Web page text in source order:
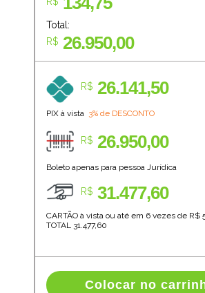
Total:
R$ 26.950,00
R$ 26.141,50
PIX à vista 3% de DESCONTO
R$ 26.950,00
Boleto apenas para pessoa Jurídica
R$ 31.477,60
CARTÃO à vista ou até em 6 vezes de R$
TOTAL 31.477,60
Colocar no